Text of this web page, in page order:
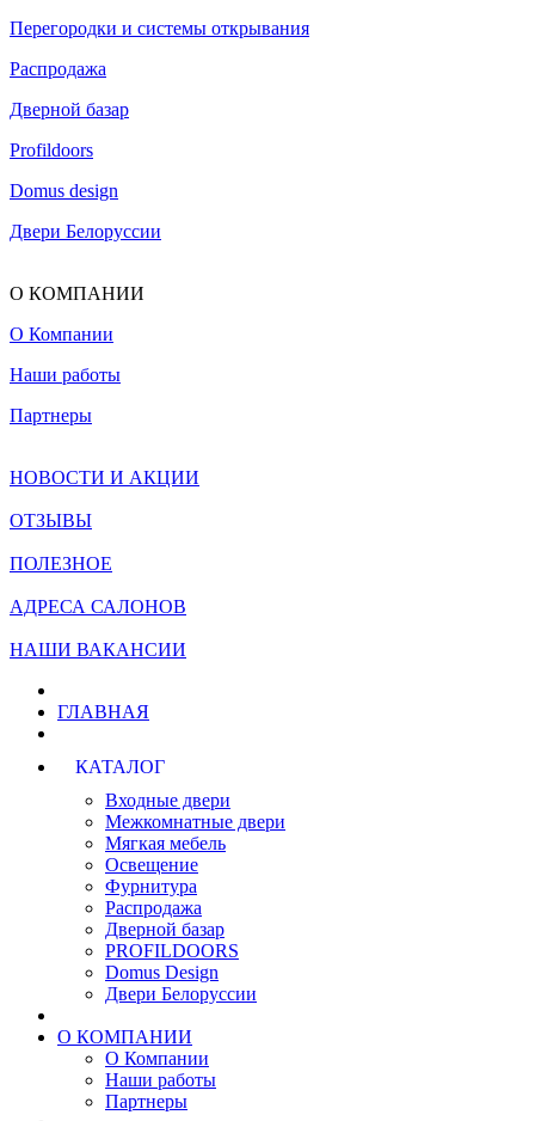
Перегородки и системы открывания
Распродажа
Дверной базар
Profildoors
Domus design
Двери Белоруссии
О КОМПАНИИ
О Компании
Наши работы
Партнеры
НОВОСТИ И АКЦИИ
ОТЗЫВЫ
ПОЛЕЗНОЕ
АДРЕСА САЛОНОВ
НАШИ ВАКАНСИИ
ГЛАВНАЯ
КАТАЛОГ
Входные двери
Межкомнатные двери
Мягкая мебель
Освещение
Фурнитура
Распродажа
Дверной базар
PROFILDOORS
Domus Design
Двери Белоруссии
О КОМПАНИИ
О Компании
Наши работы
Партнеры